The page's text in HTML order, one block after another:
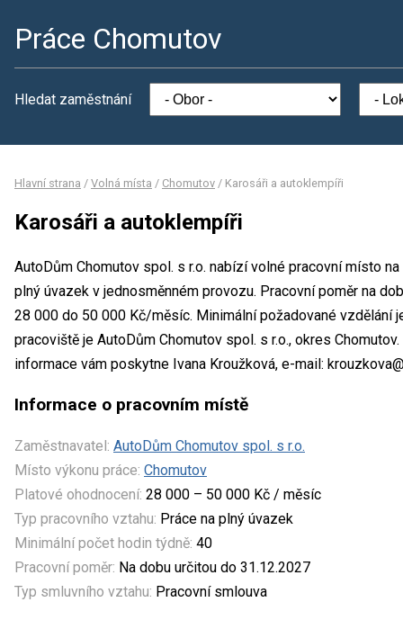
Práce Chomutov
Hledat zaměstnání
Hlavní strana / Volná místa / Chomutov / Karosáři a autoklempíři
Karosáři a autoklempíři
AutoDům Chomutov spol. s r.o. nabízí volné pracovní místo
plný úvazek v jednosměnném provozu. Pracovní poměr na
28 000 do 50 000 Kč/měsíc. Minimální požadované vzdělání
pracoviště je AutoDům Chomutov spol. s r.o., okres
informace vám poskytne Ivana Kroužková, e-mail:
Informace o pracovním místě
Zaměstnavatel: AutoDům Chomutov spol. s r.o.
Místo výkonu práce: Chomutov
Platové ohodnocení: 28 000 – 50 000 Kč / měsíc
Typ pracovního vztahu: Práce na plný úvazek
Minimální počet hodin týdně: 40
Pracovní poměr: Na dobu určitou do 31.12.2027
Typ smluvního vztahu: Pracovní smlouva